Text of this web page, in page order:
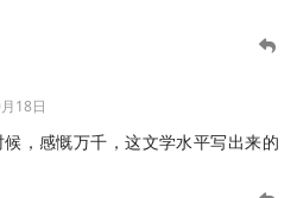
18日
，感慨万千，这文学水平写出来的